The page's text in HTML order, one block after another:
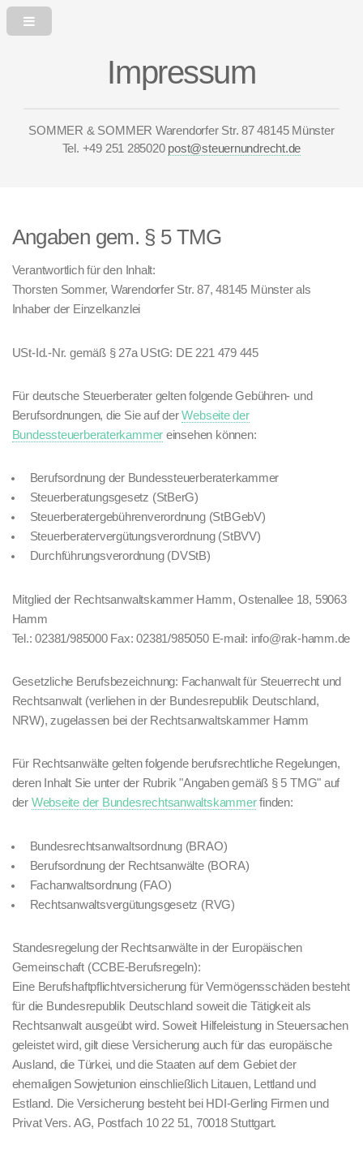
Impressum
SOMMER & SOMMER Warendorfer Str. 8748145 Münster
Tel. +49 251 285020 post@steuernundrecht.de
Angaben gem. § 5 TMG
Verantwortlich für den Inhalt:
Thorsten Sommer, Warendorfer Str. 87, 48145 Münster als
Inhaber der Einzelkanzlei
USt-Id.-Nr. gemäß § 27a UStG: DE 221 479 445
Für deutsche Steuerberater gelten folgende Gebühren- und
Berufsordnungen, die Sie auf derWebseite der
Bundessteuerberaterkammer einsehen können:
Berufsordnung der Bundessteuerberaterkammer
Steuerberatungsgesetz (StBerG)
Steuerberatergebührenverordnung (StBGebV)
Steuerberatervergütungsverordnung (StBVV)
Durchführungsverordnung (DVStB)
Mitglied der Rechtsanwaltskammer Hamm, Ostenallee 18, 59063
Hamm
Tel.: 02381/985000 Fax: 02381/985050 E-mail: info@rak-hamm.de
Gesetzliche Berufsbezeichnung: Fachanwalt für Steuerrecht und
Rechtsanwalt (verliehen in der Bundesrepublik Deutschland,
NRW), zugelassen bei der Rechtsanwaltskammer Hamm
Für Rechtsanwälte gelten folgende berufsrechtliche Regelungen,
deren Inhalt Sie unter der Rubrik "Angaben gemäß § 5 TMG" auf
der Webseite der Bundesrechtsanwaltskammerfinden:
Bundesrechtsanwaltsordnung (BRAO)
Berufsordnung der Rechtsanwälte (BORA)
Fachanwaltsordnung (FAO)
Rechtsanwaltsvergütungsgesetz (RVG)
Standesregelung der Rechtsanwälte in der Europäischen
Gemeinschaft (CCBE-Berufsregeln):
Eine Berufshaftpflichtversicherung für Vermögensschäden besteht
für die Bundesrepublik Deutschland soweit die Tätigkeit als
Rechtsanwalt ausgeübt wird. Soweit Hilfeleistung in Steuersachen
geleistet wird, gilt diese Versicherung auch für das europäische
Ausland, die Türkei, und die Staaten auf dem Gebiet der
ehemaligen Sowjetunion einschließlich Litauen, Lettland und
Estland. Die Versicherung besteht bei HDI-Gerling Firmen und
Privat Vers. AG, Postfach 10 22 51, 70018 Stuttgart.